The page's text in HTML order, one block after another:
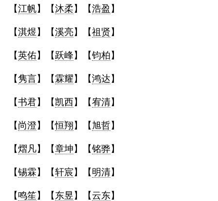
【江帆】【沐柔】【浩盈 】
【淇煜】【溪亮】【祖贤】
【英佑】【跃峰】【钧柏】
【隽言】【霖耀】【鸿达】
【书君】【凯西】【宥清】
【尚澄】【恒翔】【旭哲】
【熠凡】【章坤】【铭骅】
【锡霖】【轩宸】【明清】
【鸣笙】【东昱】【云东】